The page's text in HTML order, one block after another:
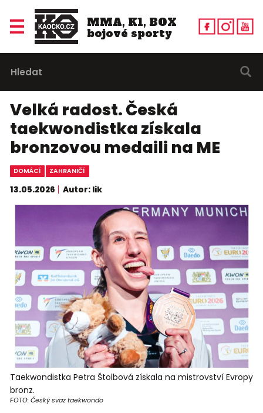
MMA, K1, BOX
bojové sporty
Velká radost. Česká
taekwondistka získala
bronzovou medaili na ME
DOMÁCÍ ZAHRANIČÍ
13.05.2026 Autor: lik
Taekwondistka Petra Štolbová získala na mistrovství Evropy
bronz.
FOTO: Český svaz taekwondo